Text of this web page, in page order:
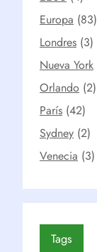
Europa (83)
Londres (3)
Nueva York
Orlando (2)
París (42)
Sydney (2)
Venecia (3)
Tags